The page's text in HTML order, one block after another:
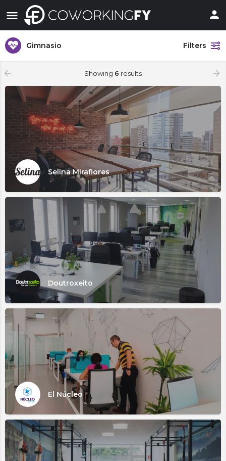
Gimnasio Filters
Showing 6 results
Selina Miraflores
Doutroxeito
El Núcleo